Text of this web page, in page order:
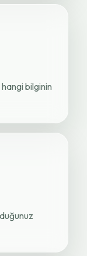
bilginin